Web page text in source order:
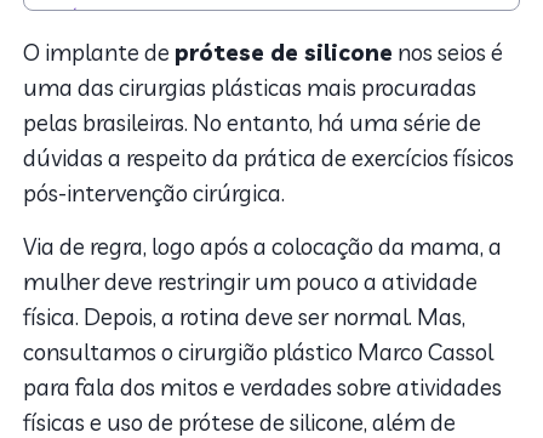
1. É necessário parar as atividades físicas após a
cirurgia. Mito
2. Coloquei prótese e posso continuar pegando
pesado na malhação. Verdade
3. Durante a cicatrização não posso trabalhar
peitoral, ombro e costas. Mito
4. Minha prótese é grande e tenho problema postural
5. Tenho silicone e posso praticar qualquer atividade
física ou esporte radical. Mito
O implante de prótese de silicone nos seios é
uma das cirurgias plásticas mais procuradas
pelas brasileiras. No entanto, há uma série de
dúvidas a respeito da prática de exercícios físicos
pós-intervenção cirúrgica.
Via de regra, logo após a colocação da mama, a
mulher deve restringir um pouco a atividade
física. Depois, a rotina deve ser normal. Mas,
consultamos o cirurgião plástico Marco Cassol
para fala dos mitos e verdades sobre atividades
físicas e uso de prótese de silicone, além de